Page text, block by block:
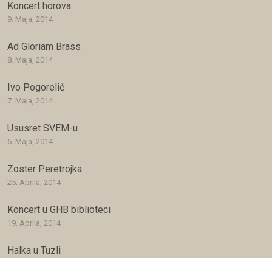
Koncert horova
9. Maja, 2014
Ad Gloriam Brass
8. Maja, 2014
Ivo Pogorelić
7. Maja, 2014
Ususret SVEM-u
6. Maja, 2014
Zoster Peretrojka
25. Aprila, 2014
Koncert u GHB biblioteci
19. Aprila, 2014
Halka u Tuzli